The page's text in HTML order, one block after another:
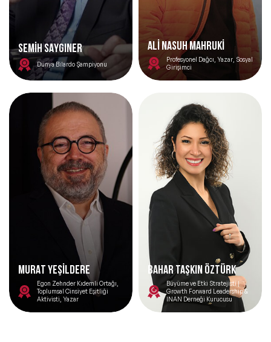
SEMİH SAYGINER
Dünya Bilardo Şampiyonu
ALİ NASUH MAHRUKİ
Profesyonel Dağcı, Yazar, Sosyal
Girişimci
MURAT YEŞİLDERE
Egon Zehnder Kıdemli Ortağı,
Toplumsal Cinsiyet Eşitliği
Aktivisti, Yazar
Bahar Taşkın Öztürk
Büyüme ve Etki Stratejisti |
Growth Forward Leadership &
INAN Derneği Kurucusu